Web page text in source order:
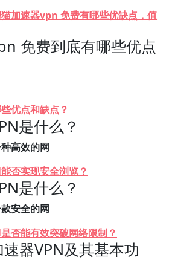
加速器vpn 免费有哪些优缺点，值
免费到底有哪些优点
优点和缺点？
是什么？
高效的网
否实现安全浏览？
是什么？
安全的网
否能有效突破网络限制？
器VPN及其基本功